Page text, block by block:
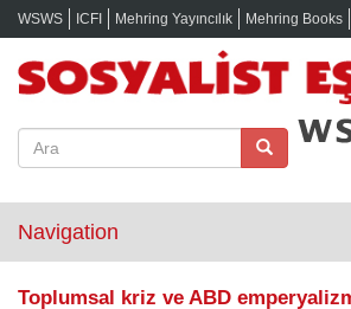
WSWS ICFI Mehring Yayıncılık Mehring Books
Navigation
Toplumsal kriz ve ABD